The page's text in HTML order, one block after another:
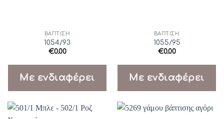
ΒΆΠΤΙΣΗ
1054/93
€0.00
Με ενδιαφέρει
ΒΆΠΤΙΣΗ
1055/95
€0.00
Με ενδιαφέρει